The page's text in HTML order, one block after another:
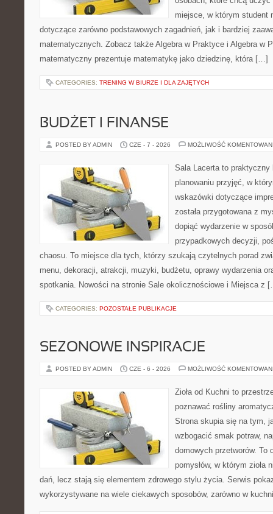
miejsce, w którym student
dotyczące zarówno podstawowych zagadnień, jak i bardziej
matematycznych. Zobacz także Algebra w Praktyce i Algebra w
matematyczny prezentuje matematykę jako dziedzinę, która […]
CATEGORIES: TRENING W BIURZE I DLA ZAJĘTYCH
BUDŻET I FINANSE
POSTED BY ADMIN CZE - 7 - 2026 MOŻLIWOŚĆ
Sala Lacerta to praktyczny
planowaniu przyjęć, w
wskazówki dotyczące
została przygotowana z
dopiąć wydarzenie w
przypadkowych decyzji,
chaosu. To miejsce dla tych, którzy szukają czytelnych porad
menu, dekoracji, atrakcji, muzyki, budżetu, oprawy wydarzenia
spotkania. Nowości na stronie Sale okolicznościowe i Miejsca z
CATEGORIES: POZOSTAŁE PUBLIKACJE
SEZONOWE INSPIRACJE
POSTED BY ADMIN CZE - 6 - 2026 MOŻLIWOŚĆ
Zioła od Kuchni to
poznawać rośliny
Strona skupia się na tym,
wzbogacić smak potraw,
domowych przetworów. To
pomysłów, w którym zioła
dań, lecz stają się elementem zdrowego stylu życia. Serwis
wykorzystywane na wiele ciekawych sposobów, zarówno w